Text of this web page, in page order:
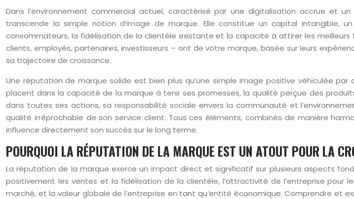
Dans l’environnement commercial actuel, caractérisé par une digitalisation accrue et
transcende la simple notion d’image de marque. Elle constitue un capital intangible,
consommateurs, la fidélisation de la clientèle existante et la capacité à attirer les
clients, employés, partenaires, investisseurs – ont de votre marque, basée sur leurs
sa trajectoire de croissance.
Une réputation de marque solide est bien plus qu’une simple image positive véhiculée
placent dans la capacité de la marque à tenir ses promesses, la qualité perçue des
dans toutes ses actions, sa responsabilité sociale envers la communauté et
qualité irréprochable de son service client. Tous ces éléments, combinés de manière
influence directement son succès sur le long terme.
POURQUOI LA RÉPUTATION DE LA MARQUE EST UN ATOUT POUR LA
La réputation de la marque exerce un impact direct et significatif sur plusieurs aspects
positivement les ventes et la fidélisation de la clientèle, l’attractivité de l’entreprise pour
marché, et la valeur globale de l’entreprise en tant qu’entité économique. Comprendre et